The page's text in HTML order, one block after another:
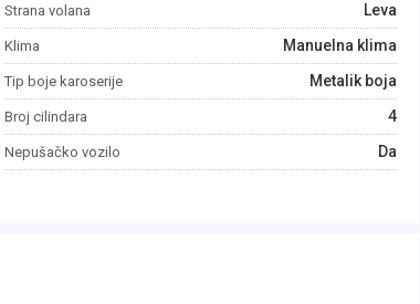
Strana volana Leva
Klima Manuelna klima
Tip boje karoserije Metalik boja
Broj cilindara 4
Nepušačko vozilo Da